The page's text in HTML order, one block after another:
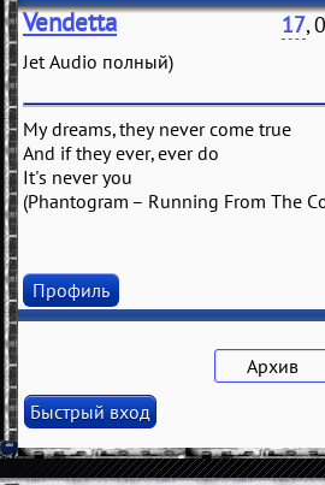
Vendetta 17,
Jet Audio полный)
My dreams, they never come true
And if they ever, ever do
It's never you
(Phantogram – Running From The
Профиль